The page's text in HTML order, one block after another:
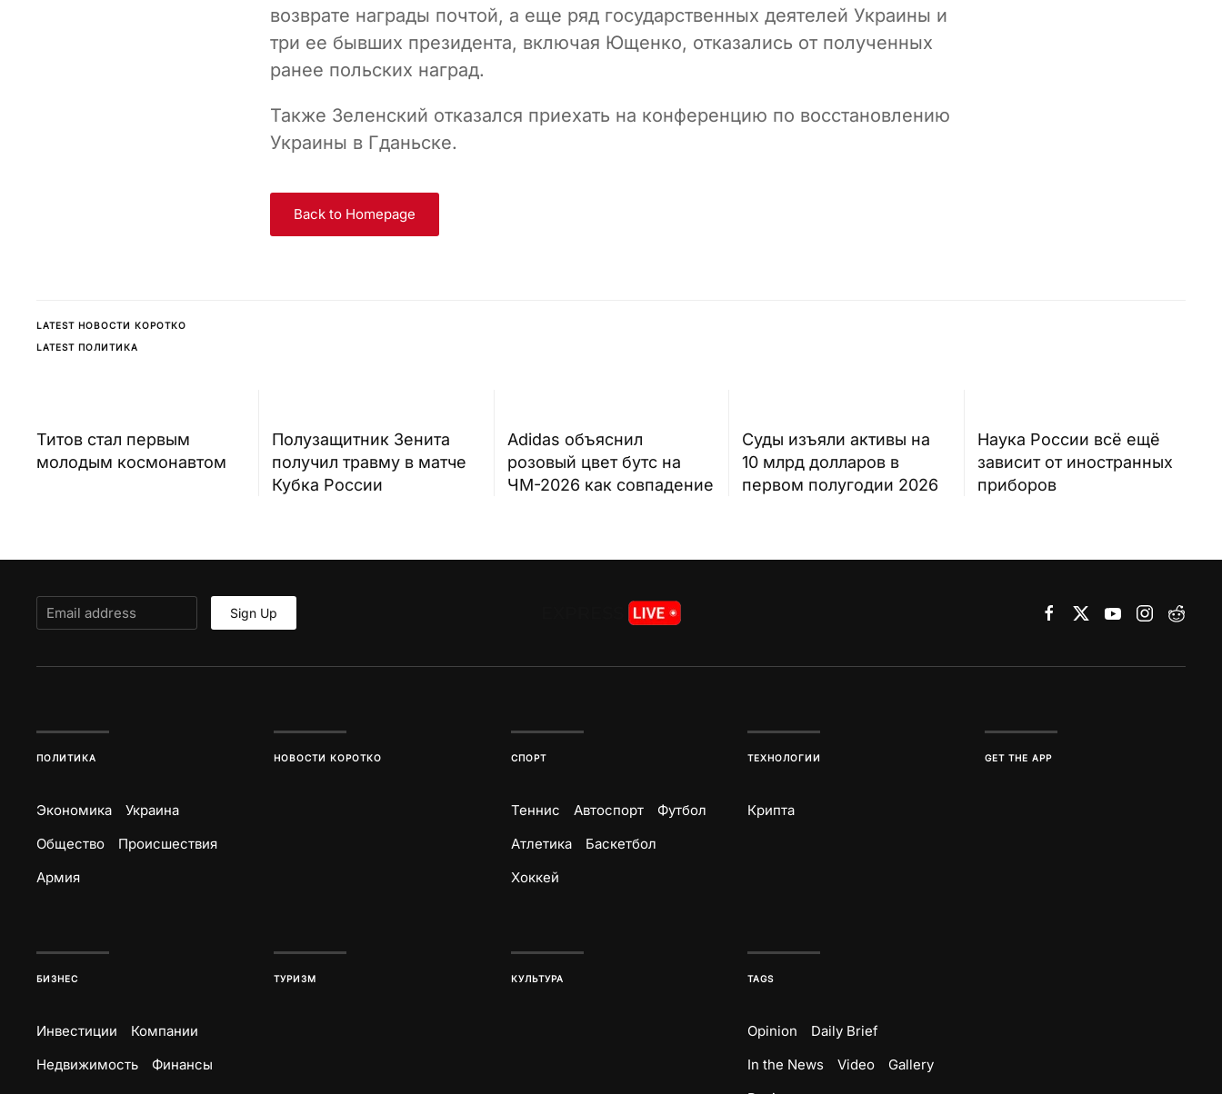
возврате награды почтой, а еще ряд государственных деятелей Украины и
три ее бывших президента, включая Ющенко, отказались от полученных
ранее польских наград.
Также Зеленский отказался приехать на конференцию по восстановлению
Украины в Гданьске.
Back to Homepage
LATEST НОВОСТИ КОРОТКО
LATEST ПОЛИТИКА
Титов стал первым
молодым космонавтом
Полузащитник Зенита
получил травму в матче
Кубка России
Adidas объяснил
розовый цвет бутс на
ЧМ-2026 как совпадение
Суды изъяли активы на
10 млрд долларов в
первом полугодии 2026
Наука России всё ещё
зависит от иностранных
приборов
Sign Up
ПОЛИТИКА
Экономика
Украина
Общество
Происшествия
Армия
НОВОСТИ КОРОТКО СПОРТ
Теннис Автоспорт
Футбол
Атлетика
Баскетбол
Хоккей
ТЕХНОЛОГИИ
Крипта
GET THE APP
БИЗНЕС
Инвестиции
Компании
Недвижимость
Финансы
ТУРИЗМ КУЛЬТУРА TAGS
Opinion
Daily Brief
In the News
Video
Gallery